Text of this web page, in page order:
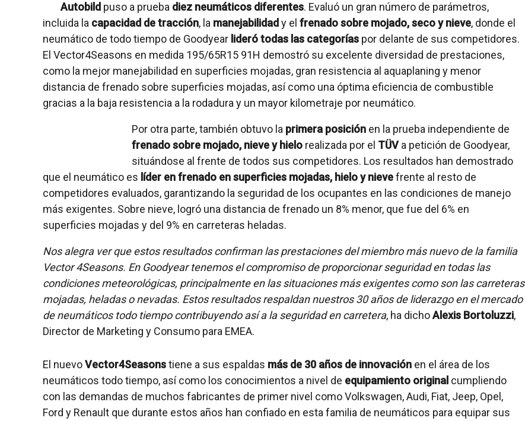
Autobild puso a prueba diez neumáticos diferentes. Evaluó un gran número de parámetros,
incluida la capacidad de tracción, la manejabilidad y el frenado sobre mojado, seco y nieve, donde el
neumático de todo tiempo de Goodyear lideró todas las categorías por delante de sus competidores.
El Vector4Seasons en medida 195/65R15 91H demostró su excelente diversidad de prestaciones,
como la mejor manejabilidad en superficies mojadas, gran resistencia al aquaplaning y menor
distancia de frenado sobre superficies mojadas, así como una óptima eficiencia de combustible
gracias a la baja resistencia a la rodadura y un mayor kilometraje por neumático.
Por otra parte, también obtuvo la primera posición en la prueba independiente de
frenado sobre mojado, nieve y hielo realizada por el TÜVa petición de Goodyear,
situándose al frente de todos sus competidores. Los resultados han demostrado
que el neumático es líder en frenado en superficies mojadas, hielo y nievefrente al resto de
competidores evaluados, garantizando la seguridad de los ocupantes en las condiciones de manejo
más exigentes. Sobre nieve, logró una distancia de frenado un 8% menor, que fue del 6% en
superficies mojadas y del 9% en carreteras heladas.
Nos alegra ver que estos resultados confirman las prestaciones del miembro más nuevo de la familia
Vector 4Seasons. En Goodyear tenemos el compromiso de proporcionar seguridad en todas las
condiciones meteorológicas, principalmente en las situaciones más exigentes como son las carreteras
mojadas, heladas o nevadas. Estos resultados respaldan nuestros 30 años de liderazgo en el mercado
de neumáticos todo tiempo contribuyendo así a la seguridad en carretera, ha dichoAlexis Bortoluzzi,
Director de Marketing y Consumo para EMEA.
El nuevoVector4Seasonstiene a sus espaldas más de 30 años de innovación en el área de los
neumáticos todo tiempo, así como los conocimientos a nivel de equipamiento original cumpliendo
con las demandas de muchos fabricantes de primer nivel como Volkswagen, Audi, Fiat, Jeep, Opel,
Ford y Renault que durante estos años han confiado en esta familia de neumáticos para equipar sus